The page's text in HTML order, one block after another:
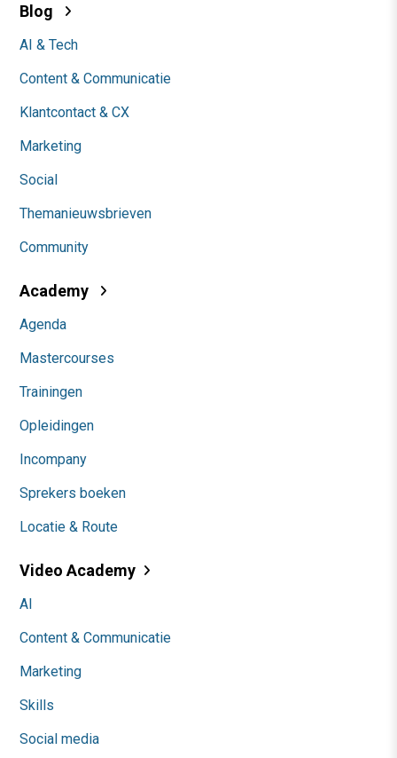
Blog
AI & Tech
Content & Communicatie
Klantcontact & CX
Marketing
Social
Themanieuwsbrieven
Community
Academy
Agenda
Mastercourses
Trainingen
Opleidingen
Incompany
Sprekers boeken
Locatie & Route
Video Academy
AI
Content & Communicatie
Marketing
Skills
Social media